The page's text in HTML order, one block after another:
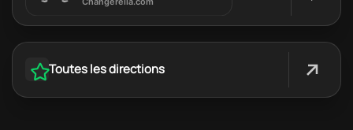
Toutes les directions